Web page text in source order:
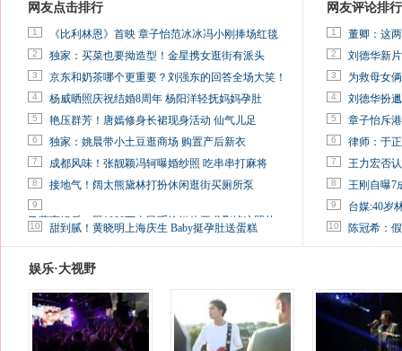
网友点击排行
1 《比利林恩》首映 章子怡范冰冰冯小刚捧场红毯
2 独家：买菜也要拗造型！金星携女逛街有派头
3 京东和奶茶哪个更重要？刘强东的回答全场大笑！
4 杨威晒照庆祝结婚8周年 杨阳洋轻抚妈妈孕肚
5 艳压群芳！唐嫣修身长裙现身活动 仙气儿足
6 独家：姚晨带小土豆逛商场 购置产后新衣
7 成都风味！张靓颖冯轲曝婚纱照 吃串串打麻将
8 接地气！阔太熊黛林打扮休闲逛街买厕所泵
9
马蓉离婚后，砸1000万人民币给媒体要求删掉这照片
10 甜到腻！黄晓明上海庆生 Baby挺孕肚送蛋糕
网友评论排行
1 董卿：这
2 刘德华新
3 为救母女
4 刘德华扮
5 章子怡斥
6 律师：于
7 王力宏否
8 王刚自曝7
9 台媒:40岁
10 陈冠希：
娱乐·大视野